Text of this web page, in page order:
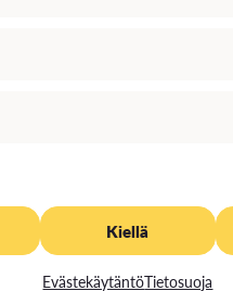
Kiellä
EvästekäytäntöTietosuoja